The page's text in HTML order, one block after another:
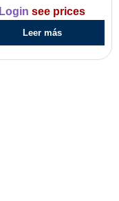
Login see prices
Leer más